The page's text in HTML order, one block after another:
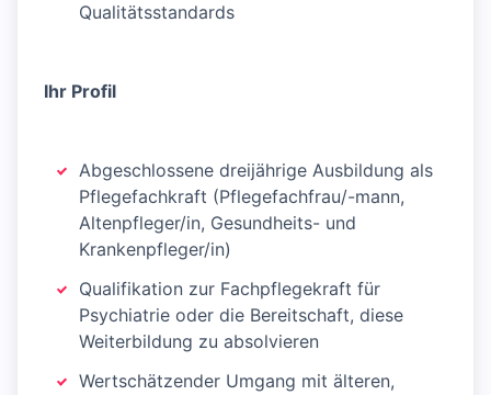
Qualitätsstandards
Ihr Profil
Abgeschlossene dreijährige Ausbildung als
Pflegefachkraft (Pflegefachfrau/-mann,
Altenpfleger/in, Gesundheits- und
Krankenpfleger/in)
Qualifikation zur Fachpflegekraft für
Psychiatrie oder die Bereitschaft, diese
Weiterbildung zu absolvieren
Wertschätzender Umgang mit älteren,